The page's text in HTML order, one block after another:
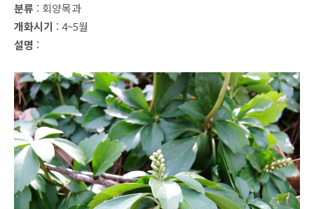
분류 : 회양목과
개화시기 : 4~5월
설명 :